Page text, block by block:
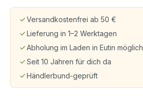
Versandkostenfrei ab 50 €
Lieferung in 1–2 Werktagen
Abholung im Laden in Eutin möglich
Seit 10 Jahren für dich da
Händlerbund-geprüft